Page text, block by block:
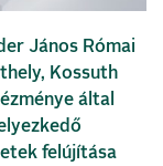
János Római
Kossuth
által
felújítása